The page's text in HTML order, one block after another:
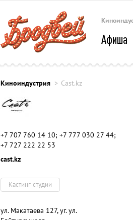
Афиша
Киноиндустрия Cast.kz
+7 707 760 14 10; +7 777 030 27 44;
+7 727 222 22 53
cast.kz
Кастинг-студии
ул. Макатаева 127, уг. ул.